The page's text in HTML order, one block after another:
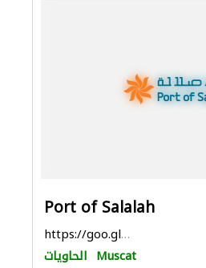
Port of Salalah
https://goo.gl/maps/yqf4HGtVNReP23317
الحاويات Muscat